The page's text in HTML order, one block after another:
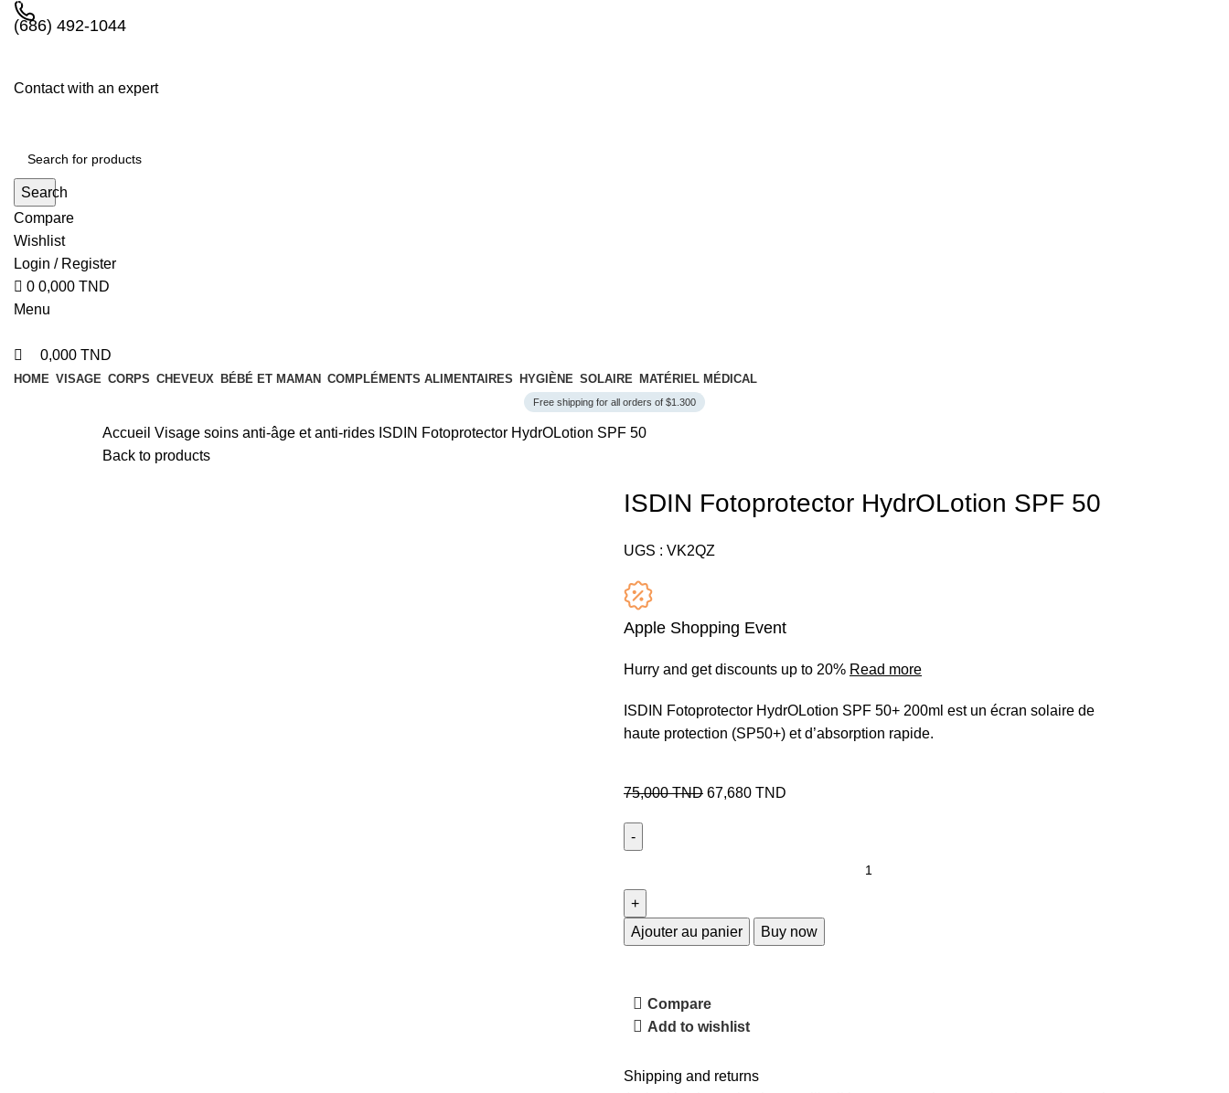
(686) 492-1044
Contact with an expert
Search
Compare
Wishlist
Login / Register
0 0,000 TND
Menu
0,000 TND
HOME VISAGE CORPS CHEVEUX BÉBÉ ET MAMAN COMPLÉMENTS ALIMENTAIRES HYGIÈNE SOLAIRE MATÉRIEL MÉDICAL
Free shipping for all orders of $1.300
Accueil Visage soins anti-âge et anti-rides ISDIN Fotoprotector HydrOLotion SPF 50
Back to products
ISDIN Fotoprotector HydrOLotion SPF 50
UGS : VK2QZ
Apple Shopping Event
Hurry and get discounts up to 20% Read more
ISDIN Fotoprotector HydrOLotion SPF 50+ 200ml est un écran solaire de
haute protection (SP50+) et d’absorption rapide.
75,000TND 67,680 TND
Ajouter au panier Buy now
Compare
Add to wishlist
Shipping and returns
0